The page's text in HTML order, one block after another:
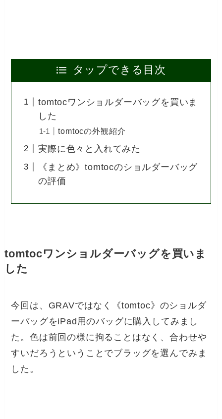
タップできる目次
tomtocワンショルダーバッグを買いま
した
tomtocの外観紹介
実際に色々と入れてみた
《まとめ》tomtocのショルダーバッグ
の評価
tomtocワンショルダーバッグを買いま
した
今回は、GRAVではなく《tomtoc》のショルダ
ーバッグをiPad用のバッグに購入してみまし
た。色は前回の様に拘ることはなく、合わせや
すいだろうということでブラッグを選んでみま
した。